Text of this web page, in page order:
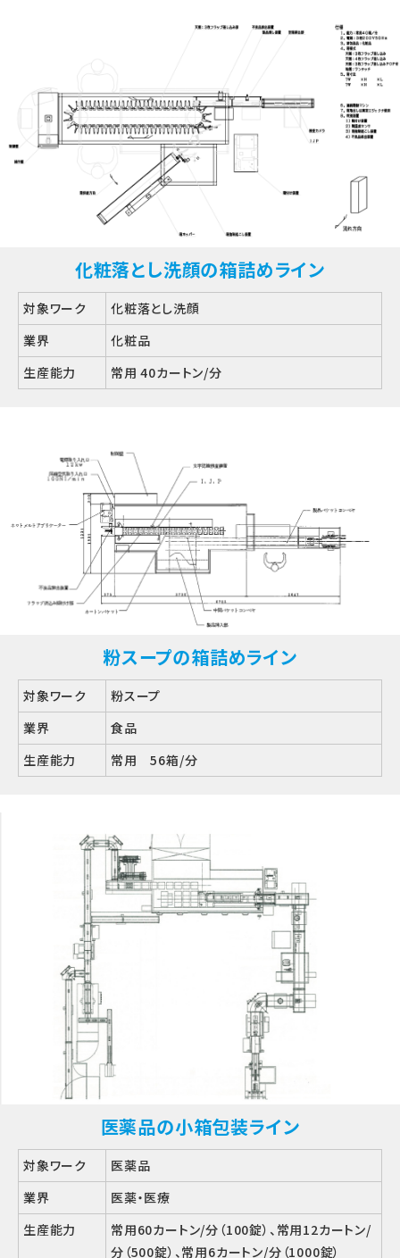
化粧落とし洗顔の箱詰めライン
対象ワーク
化粧落とし洗顔
業界
化粧品
生産能力
常用 40カートン/分
粉スープの箱詰めライン
対象ワーク
粉スープ
業界
食品
生産能力
常用 56箱/分
医薬品の小箱包装ライン
対象ワーク
医薬品
業界
医薬・医療
生産能力
常用60カートン/分（100錠）、常用12カートン/
分（500錠）、常用6カートン/分（1000錠）